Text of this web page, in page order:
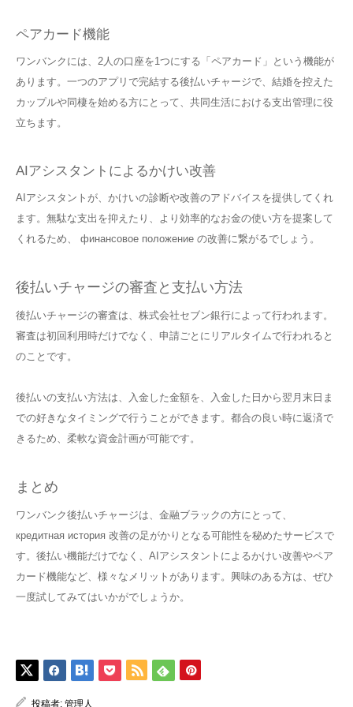
ペアカード機能
ワンバンクには、2人の口座を1つにする「ペアカード」という機能が
あります。一つのアプリで完結する後払いチャージで、結婚を控えた
カップルや同棲を始める方にとって、共同生活における支出管理に役
立ちます。
AIアシスタントによるかけい改善
AIアシスタントが、かけいの診断や改善のアドバイスを提供してくれ
ます。無駄な支出を抑えたり、より効率的なお金の使い方を提案して
くれるため、 финансовое положение の改善に繋がるでしょう。
後払いチャージの審査と支払い方法
後払いチャージの審査は、株式会社セブン銀行によって行われます。
審査は初回利用時だけでなく、申請ごとにリアルタイムで行われると
のことです。
後払いの支払い方法は、入金した金額を、入金した日から翌月末日ま
での好きなタイミングで行うことができます。都合の良い時に返済で
きるため、柔軟な資金計画が可能です。
まとめ
ワンバンク後払いチャージは、金融ブラックの方にとって、
кредитная история 改善の足がかりとなる可能性を秘めたサービスで
す。後払い機能だけでなく、AIアシスタントによるかけい改善やペア
カード機能など、様々なメリットがあります。興味のある方は、ぜひ
一度試してみてはいかがでしょうか。
投稿者: 管理人